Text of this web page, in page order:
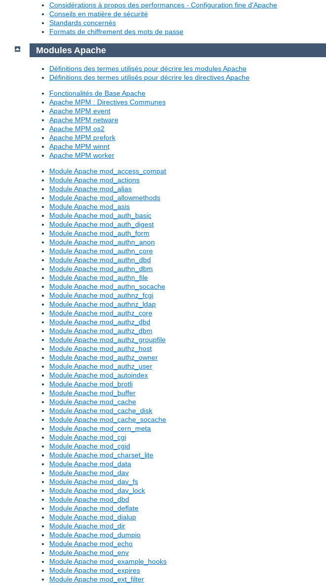
Considérations à propos des performances - Configuration fine d'Apache
Conseils en matière de sécurité
Standards concernés
Formats de chiffrement des mots de passe
Modules Apache
Définitions des termes utilisés pour décrire les modules Apache
Définitions des termes utilisés pour décrire les directives Apache
Fonctionalités de Base Apache
Apache MPM : Directives Communes
Apache MPM event
Apache MPM netware
Apache MPM os2
Apache MPM prefork
Apache MPM winnt
Apache MPM worker
Module Apache mod_access_compat
Module Apache mod_actions
Module Apache mod_alias
Module Apache mod_allowmethods
Module Apache mod_asis
Module Apache mod_auth_basic
Module Apache mod_auth_digest
Module Apache mod_auth_form
Module Apache mod_authn_anon
Module Apache mod_authn_core
Module Apache mod_authn_dbd
Module Apache mod_authn_dbm
Module Apache mod_authn_file
Module Apache mod_authn_socache
Module Apache mod_authnz_fcgi
Module Apache mod_authnz_ldap
Module Apache mod_authz_core
Module Apache mod_authz_dbd
Module Apache mod_authz_dbm
Module Apache mod_authz_groupfile
Module Apache mod_authz_host
Module Apache mod_authz_owner
Module Apache mod_authz_user
Module Apache mod_autoindex
Module Apache mod_brotli
Module Apache mod_buffer
Module Apache mod_cache
Module Apache mod_cache_disk
Module Apache mod_cache_socache
Module Apache mod_cern_meta
Module Apache mod_cgi
Module Apache mod_cgid
Module Apache mod_charset_lite
Module Apache mod_data
Module Apache mod_dav
Module Apache mod_dav_fs
Module Apache mod_dav_lock
Module Apache mod_dbd
Module Apache mod_deflate
Module Apache mod_dialup
Module Apache mod_dir
Module Apache mod_dumpio
Module Apache mod_echo
Module Apache mod_env
Module Apache mod_example_hooks
Module Apache mod_expires
Module Apache mod_ext_filter